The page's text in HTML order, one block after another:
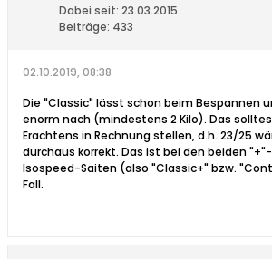
Dabei seit: 23.03.2015
Beiträge: 433
02.10.2019, 08:38
Die "Classic" lässt schon beim Bespannen
enorm nach (mindestens 2 Kilo). Das
Erachtens in Rechnung stellen, d.h. 23/25
durchaus korrekt. Das ist bei den beiden
Isospeed-Saiten (also "Classic+" bzw.
Fall.